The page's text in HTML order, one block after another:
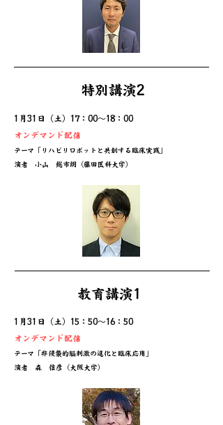
特別講演2
1月31日（土）17：00～18：00
オンデマンド配信
テーマ 「リハビリロボットと共創する臨床実践」
​演者 小山 総市朗（藤田医科大学）
教育講演1
1月31日（土）15：50～16：50
オンデマンド配信
テーマ 「⾮侵襲的脳刺激の進化と臨床応⽤」
​演者 森 信彦（大阪大学）